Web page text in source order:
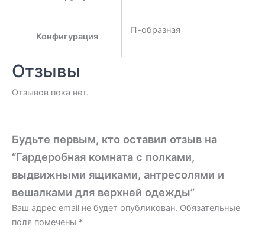
Конфигурация
П-образная
Отзывы
Отзывов пока нет.
Будьте первым, кто оставил отзыв на
“Гардеробная комната с полками,
выдвижными ящиками, антресолями и
вешалками для верхней одежды”
Ваш адрес email не будет опубликован. Обязательные
поля помечены *